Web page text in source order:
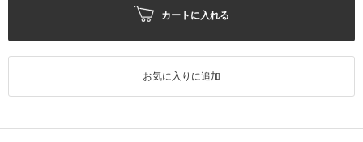
カートに入れる
お気に入りに追加